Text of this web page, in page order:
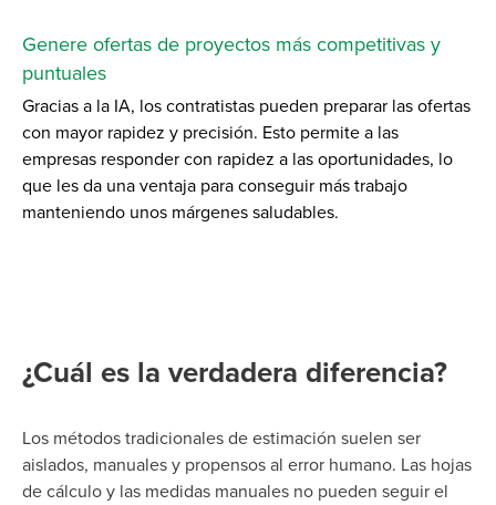
Genere ofertas de proyectos más competitivas y
puntuales
Gracias a la IA, los contratistas pueden preparar las ofertas
con mayor rapidez y precisión. Esto permite a las
empresas responder con rapidez a las oportunidades, lo
que les da una ventaja para conseguir más trabajo
manteniendo unos márgenes saludables.
¿Cuál es la verdadera diferencia?
Los métodos tradicionales de estimación suelen ser
aislados, manuales y propensos al error humano. Las hojas
de cálculo y las medidas manuales no pueden seguir el